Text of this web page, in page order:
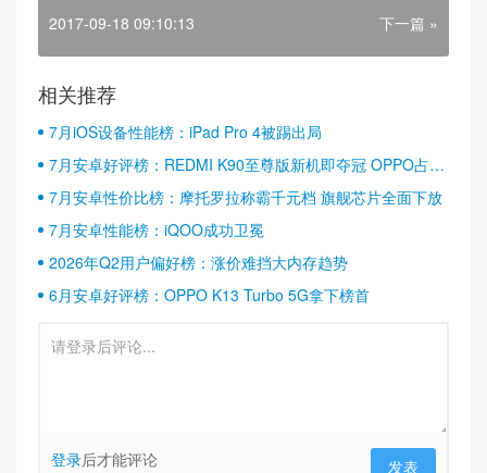
2017-09-18 09:10:13 下一篇 »
相关推荐
7月iOS设备性能榜：iPad Pro 4被踢出局
7月安卓好评榜：REDMI K90至尊版新机即夺冠 OPPO占据
半壁江山
7月安卓性价比榜：摩托罗拉称霸千元档 旗舰芯片全面下放
7月安卓性能榜：iQOO成功卫冕
2026年Q2用户偏好榜：涨价难挡大内存趋势
6月安卓好评榜：OPPO K13 Turbo 5G拿下榜首
登录后才能评论 发表